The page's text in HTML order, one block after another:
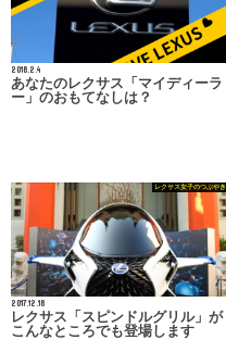
2018.2.4
あなたのレクサス「マイディーラ
ー」のおもてなしは？
レクサス女子のつぶやき
2017.12.18
レクサス「スピンドルグリル」が
こんなところでも登場します